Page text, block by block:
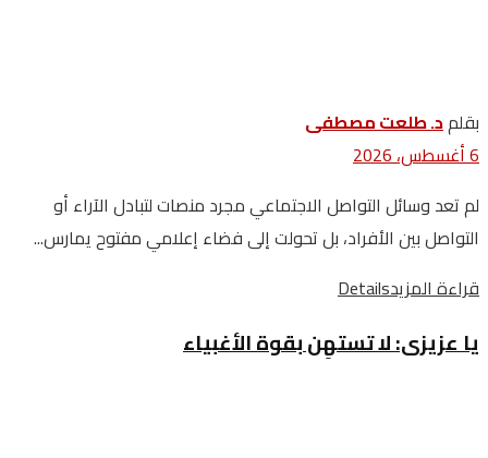
بقلمد. طلعت مصطفى
6 أغسطس، 2026
لم تعد وسائل التواصل الاجتماعي مجرد منصات لتبادل الآراء أو
التواصل بين الأفراد، بل تحولت إلى فضاء إعلامي مفتوح يمارس...
قراءة المزيدDetails
يا عزيزى: لا تستهِن بقوة الأغبياء